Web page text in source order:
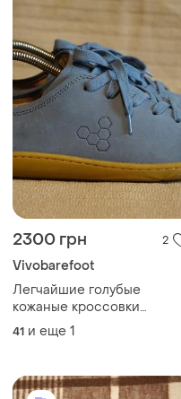
2300 грн 2
Vivobarefoot
Легчайшие голубые
кожаные кроссовки
vivobarefoot addis botanical
minimalist running shoes 41
41 и еще 1